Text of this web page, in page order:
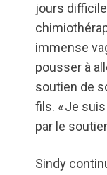
jours
immense
pousser à
soutien de
fils. « Je
par le
Sindy